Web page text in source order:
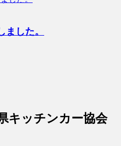
ました。
キッチンカー協会